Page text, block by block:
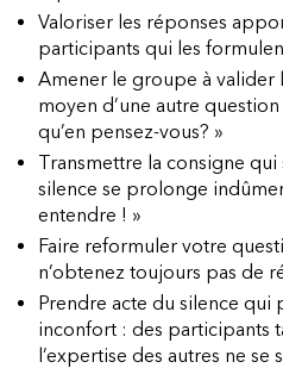
Valoriser les réponses
participants qui les
Amener le groupe à valider
moyen d’une autre
qu’en pensez-vous? »
Transmettre la consigne qui
silence se prolonge
entendre ! »
Faire reformuler votre
n’obtenez toujours pas de
Prendre acte du silence qui
inconfort : des participants
l’expertise des autres ne se